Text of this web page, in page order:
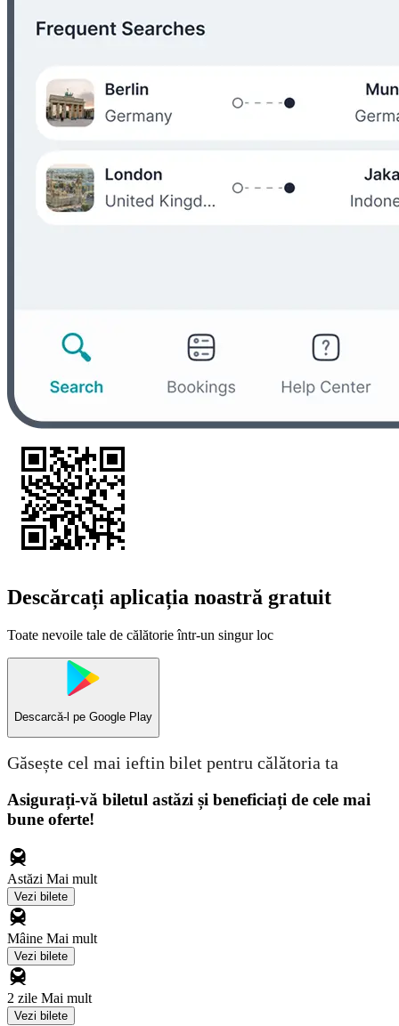
Descărcați aplicația noastră gratuit
Toate nevoile tale de călătorie într-un singur loc
Descarcă-l pe Google Play
Găsește cel mai ieftin bilet pentru călătoria ta
Asigurați-vă biletul astăzi și beneficiați de cele mai
bune oferte!
Astăzi Mai mult
Vezi bilete
Mâine Mai mult
Vezi bilete
2 zile Mai mult
Vezi bilete